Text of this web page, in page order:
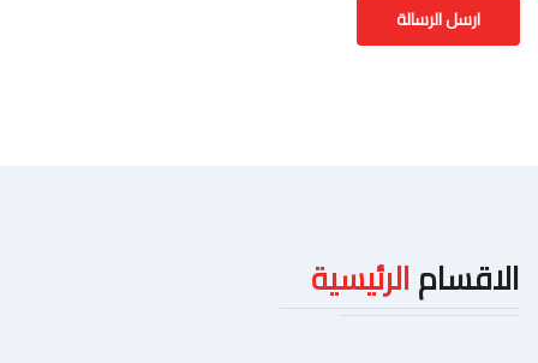
الاقسامالرئيسية